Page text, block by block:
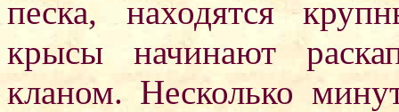
песка, находятся
крысы начинают
кланом. Несколько